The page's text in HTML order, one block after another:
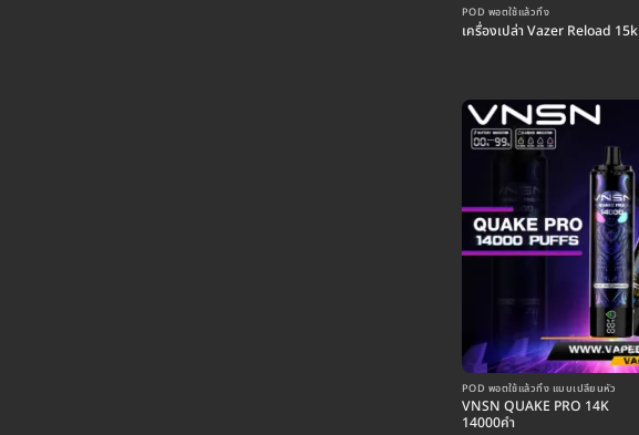
POD พอตใช้แล้วทิ้ง
เครื่องเปล่า Vazer Reload 15k
POD พอตใช้แล้วทิ้ง แบบเปลี่ยนหัว
VNSN QUAKE PRO 14K
14000คำ